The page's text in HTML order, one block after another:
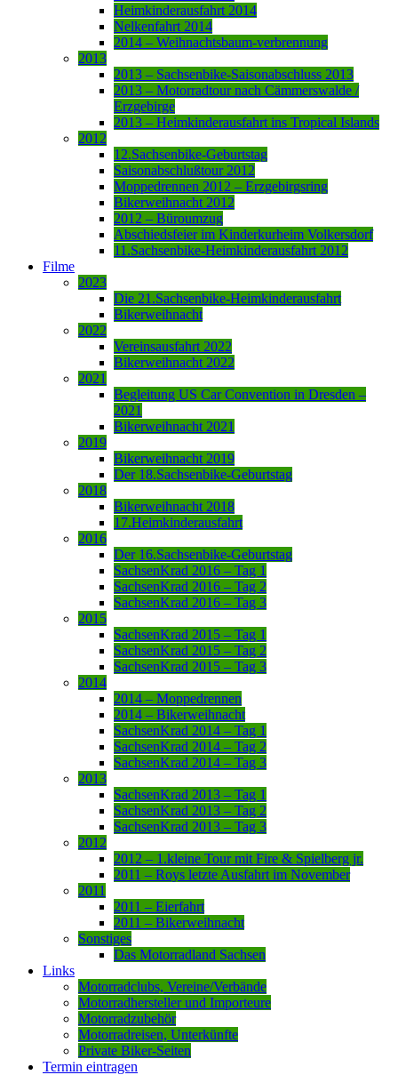
Heimkinderausfahrt 2014
Nelkenfahrt 2014
2014 – Weihnachtsbaum-verbrennung
2013
2013 – Sachsenbike-Saisonabschluss 2013
2013 – Motorradtour nach Cämmerswalde /
Erzgebirge
2013 – Heimkinderausfahrt ins Tropical Islands
2012
12.Sachsenbike-Geburtstag
Saisonabschlußtour 2012
Moppedrennen 2012 – Erzgebirgsring
Bikerweihnacht 2012
2012 – Büroumzug
Abschiedsfeier im Kinderkurheim Volkersdorf
11.Sachsenbike-Heimkinderausfahrt 2012
Filme
2023
Die 21.Sachsenbike-Heimkinderausfahrt
Bikerweihnacht
2022
Vereinsausfahrt 2022
Bikerweihnacht 2022
2021
Begleitung US Car Convention in Dresden –
2021
Bikerweihnacht 2021
2019
Bikerweihnacht 2019
Der 18.Sachsenbike-Geburtstag
2018
Bikerweihnacht 2018
17.Heimkinderausfahrt
2016
Der 16.Sachsenbike-Geburtstag
SachsenKrad 2016 – Tag 1
SachsenKrad 2016 – Tag 2
SachsenKrad 2016 – Tag 3
2015
SachsenKrad 2015 – Tag 1
SachsenKrad 2015 – Tag 2
SachsenKrad 2015 – Tag 3
2014
2014 – Moppedrennen
2014 – Bikerweihnacht
SachsenKrad 2014 – Tag 1
SachsenKrad 2014 – Tag 2
SachsenKrad 2014 – Tag 3
2013
SachsenKrad 2013 – Tag 1
SachsenKrad 2013 – Tag 2
SachsenKrad 2013 – Tag 3
2012
2012 – 1.kleine Tour mit Fire & Spielberg jr.
2011 – Roys letzte Ausfahrt im November
2011
2011 – Eierfahrt
2011 – Bikerweihnacht
Sonstiges
Das Motorradland Sachsen
Links
Motorradclubs, Vereine/Verbände
Motorradhersteller und Importeure
Motorradzubehör
Motorradreisen, Unterkünfte
Private Biker-Seiten
Termin eintragen